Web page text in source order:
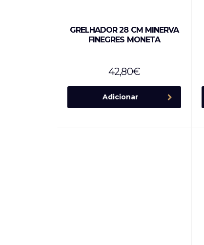
GRELHADOR 28 CM MINERVA
FINEGRES MONETA
42,80€
Adicionar